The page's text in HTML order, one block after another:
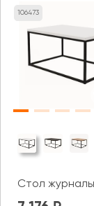
106473
Стол